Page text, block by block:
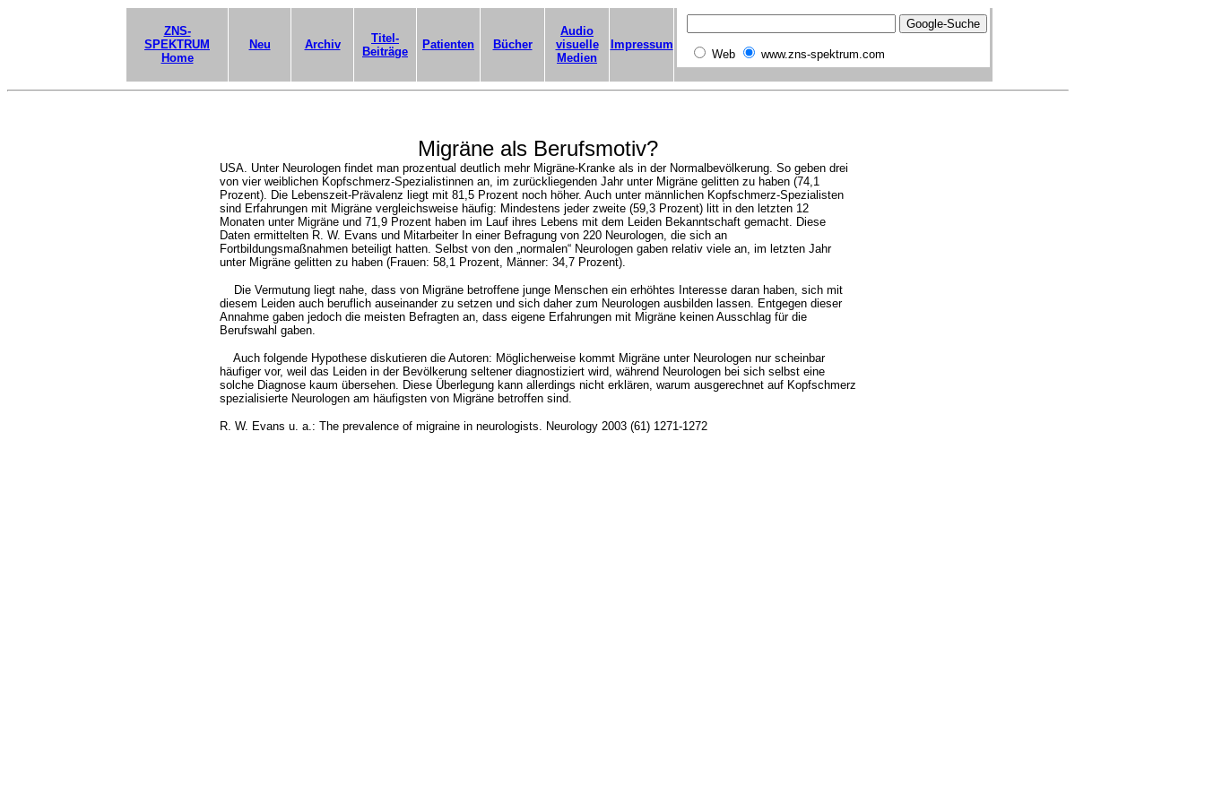
ZNS-
SPEKTRUM
Home
Neu Archiv
Titel-
Beiträge
Patienten Bücher
Audio
visuelle
Medien
Impressum
Web www.zns-spektrum.com
Migräne als Berufsmotiv?
USA. Unter Neurologen findet man prozentual deutlich mehr Migräne-Kranke als in der Normalbevölkerung. So geben drei
von vier weiblichen Kopfschmerz-Spezialistinnen an, im zurückliegenden Jahr unter Migräne gelitten zu haben (74,1
Prozent). Die Lebenszeit-Prävalenz liegt mit 81,5 Prozent noch höher. Auch unter männlichen Kopfschmerz-Spezialisten
sind Erfahrungen mit Migräne vergleichsweise häufig: Mindestens jeder zweite (59,3 Prozent) litt in den letzten 12
Monaten unter Migräne und 71,9 Prozent haben im Lauf ihres Lebens mit dem Leiden Bekanntschaft gemacht. Diese
Daten ermittelten R. W. Evans und Mitarbeiter In einer Befragung von 220 Neurologen, die sich an
Fortbildungsmaßnahmen beteiligt hatten. Selbst von den „normalen“ Neurologen gaben relativ viele an, im letzten Jahr
unter Migräne gelitten zu haben (Frauen: 58,1 Prozent, Männer: 34,7 Prozent).
Die Vermutung liegt nahe, dass von Migräne betroffene junge Menschen ein erhöhtes Interesse daran haben, sich mit
diesem Leiden auch beruflich auseinander zu setzen und sich daher zum Neurologen ausbilden lassen. Entgegen dieser
Annahme gaben jedoch die meisten Befragten an, dass eigene Erfahrungen mit Migräne keinen Ausschlag für die
Berufswahl gaben.
Auch folgende Hypothese diskutieren die Autoren: Möglicherweise kommt Migräne unter Neurologen nur scheinbar
häufiger vor, weil das Leiden in der Bevölkerung seltener diagnostiziert wird, während Neurologen bei sich selbst eine
solche Diagnose kaum übersehen. Diese Überlegung kann allerdings nicht erklären, warum ausgerechnet auf Kopfschmerz
spezialisierte Neurologen am häufigsten von Migräne betroffen sind.
R. W. Evans u. a.: The prevalence of migraine in neurologists. Neurology 2003 (61) 1271-1272